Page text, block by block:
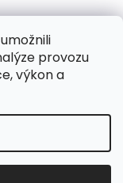
provozu
výkon a